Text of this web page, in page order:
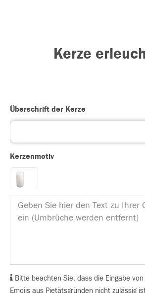
Kerze
Überschrift der Kerze
Kerzenmotiv
Bitte beachten Sie, dass die Eingabe
Emojis aus Pietätsgründen nicht zulässig